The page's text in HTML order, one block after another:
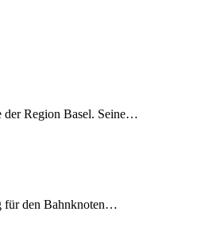
der Region Basel. Seine…
für den Bahnknoten…